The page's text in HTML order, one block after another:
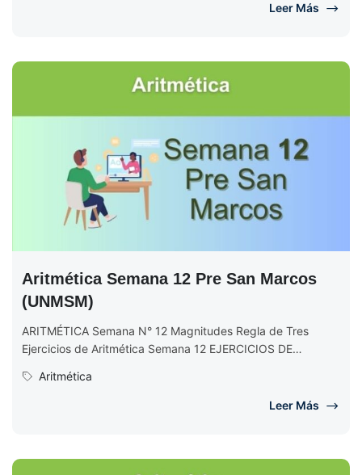
Leer Más
Aritmética Semana 12 Pre San Marcos
(UNMSM)
ARITMÉTICA Semana N° 12 Magnitudes Regla de Tres
Ejercicios de Aritmética Semana 12 EJERCICIOS DE
Aritmética
Leer Más